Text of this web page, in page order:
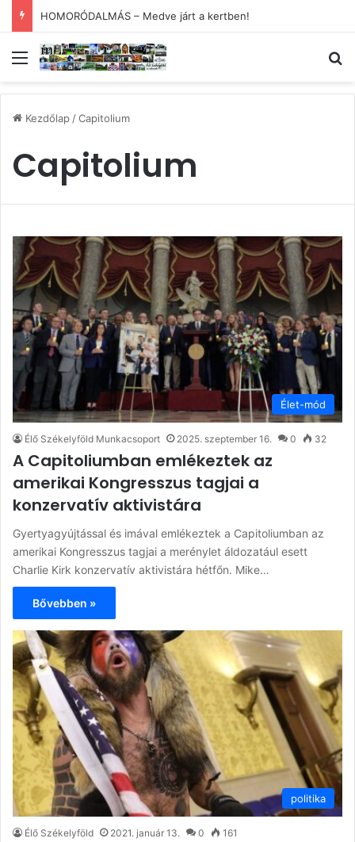
HOMORÓDALMÁS – Medve járt a kertben!
Menü
Kezdőlap/Capitolium
Capitolium
Élet-mód
Élő Székelyföld Munkacsoport 2025. szeptember 16. 0 32
A Capitoliumban emlékeztek az
amerikai Kongresszus tagjai a
konzervatív aktivistára
Gyertyagyújtással és imával emlékeztek a Capitoliumban az
amerikai Kongresszus tagjai a merénylet áldozatául esett
Charlie Kirk konzervatív aktivistára hétfőn. Mike…
Bővebben »
politika
Élő Székelyföld 2021. január 13. 0 161